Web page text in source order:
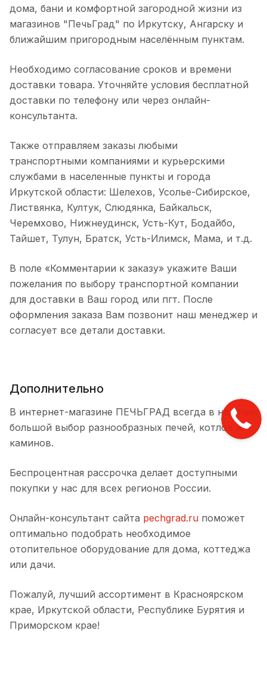
дома, бани и комфортной загородной жизни из
магазинов "ПечьГрад" по Иркутску, Ангарску и
ближайшим пригородным населённым пунктам.
Необходимо согласование сроков и времени
доставки товара. Уточняйте условия бесплатной
доставки по телефону или через онлайн-
консультанта.
Также отправляем заказы любыми
транспортными компаниями и курьерскими
службами в населенные пункты и города
Иркутской области: Шелехов, Усолье-Сибирское,
Листвянка, Култук, Слюдянка, Байкальск,
Черемхово, Нижнеудинск, Усть-Кут, Бодайбо,
Тайшет, Тулун, Братск, Усть-Илимск, Мама, и т.д.
В поле «Комментарии к заказу» укажите Ваши
пожелания по выбору транспортной компании
для доставки в Ваш город или пгт. После
оформления заказа Вам позвонит наш менеджер и
согласует все детали доставки.
Дополнительно
В интернет-магазине ПЕЧЬГРАД всегда в наличии
большой выбор разнообразных печей, котлов и
каминов.
Беспроцентная рассрочка делает доступными
покупки у нас для всех регионов России.
Онлайн-консультант сайта pechgrad.ru поможет
оптимально подобрать необходимое
отопительное оборудование для дома, коттеджа
или дачи.
Пожалуй, лучший ассортимент в Красноярском
крае, Иркутской области, Республике Бурятия и
Приморском крае!